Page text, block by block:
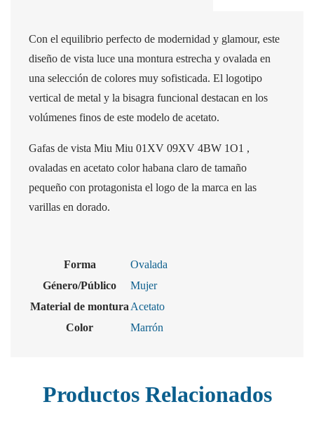
Con el equilibrio perfecto de modernidad y glamour, este
diseño de vista luce una montura estrecha y ovalada en
una selección de colores muy sofisticada. El logotipo
vertical de metal y la bisagra funcional destacan en los
volúmenes finos de este modelo de acetato.
Gafas de vista Miu Miu 01XV 09XV 4BW 1O1 ,
ovaladas en acetato color habana claro de tamaño
pequeño con protagonista el logo de la marca en las
varillas en dorado.
Forma
Ovalada
Género/Público
Mujer
Material de montura Acetato
Color
Marrón
Productos Relacionados